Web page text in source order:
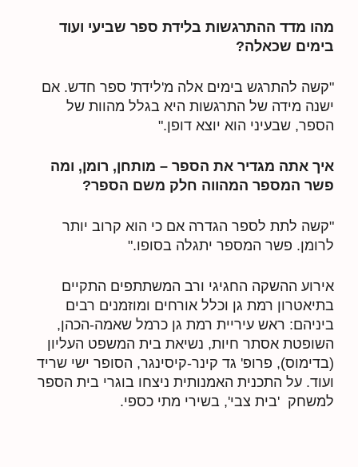
מהו מדד ההתרגשות בלידת ספר שביעי ועוד
בימים שכאלה?
"קשה להתרגש בימים אלה מ'לידת' ספר חדש. אם
ישנה מידה של התרגשות היא בגלל מהוות של
הספר, שבעיני הוא יוצא דופן."
איך אתה מגדיר את הספר – מותחן, רומן, ומה
פשר המספר המהווה חלק משם הספר?
"קשה לתת לספר הגדרה אם כי הוא קרוב יותר
לרומן. פשר המספר יתגלה בסופו."
אירוע ההשקה החגיגי ורב המשתתפים התקיים
בתיאטרון רמת גן וכלל אורחים ומוזמנים רבים
ביניהם: ראש עיריית רמת גן כרמל שאמה-הכהן,
השופטת אסתר חיות, נשיאת בית המשפט העליון
(בדימוס), פרופ' גד קינר-קיסינגר, הסופר ישי שריד
ועוד. על התכנית האמנותית ניצחו בוגרי בית הספר
למשחק 'בית צבי', בשירי מתי כספי.